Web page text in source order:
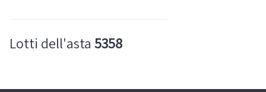
Lotti dell'asta 5358